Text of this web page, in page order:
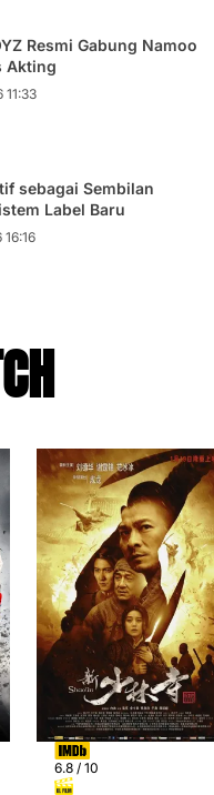
Resmi Gabung Namoo
Akting
sebagai Sembilan
Label Baru
6.8 / 10